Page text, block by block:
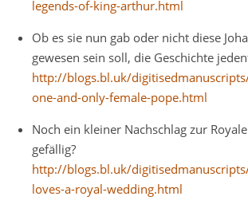
legends-of-king-arthur.html
Ob es sie nun gab oder nicht diese
gewesen sein soll, die Geschichte
http://blogs.bl.uk/
one-and-only-female-pope.html
Noch ein kleiner Nachschlag zur
gefällig?
http://blogs.bl.uk/
loves-a-royal-wedding.html